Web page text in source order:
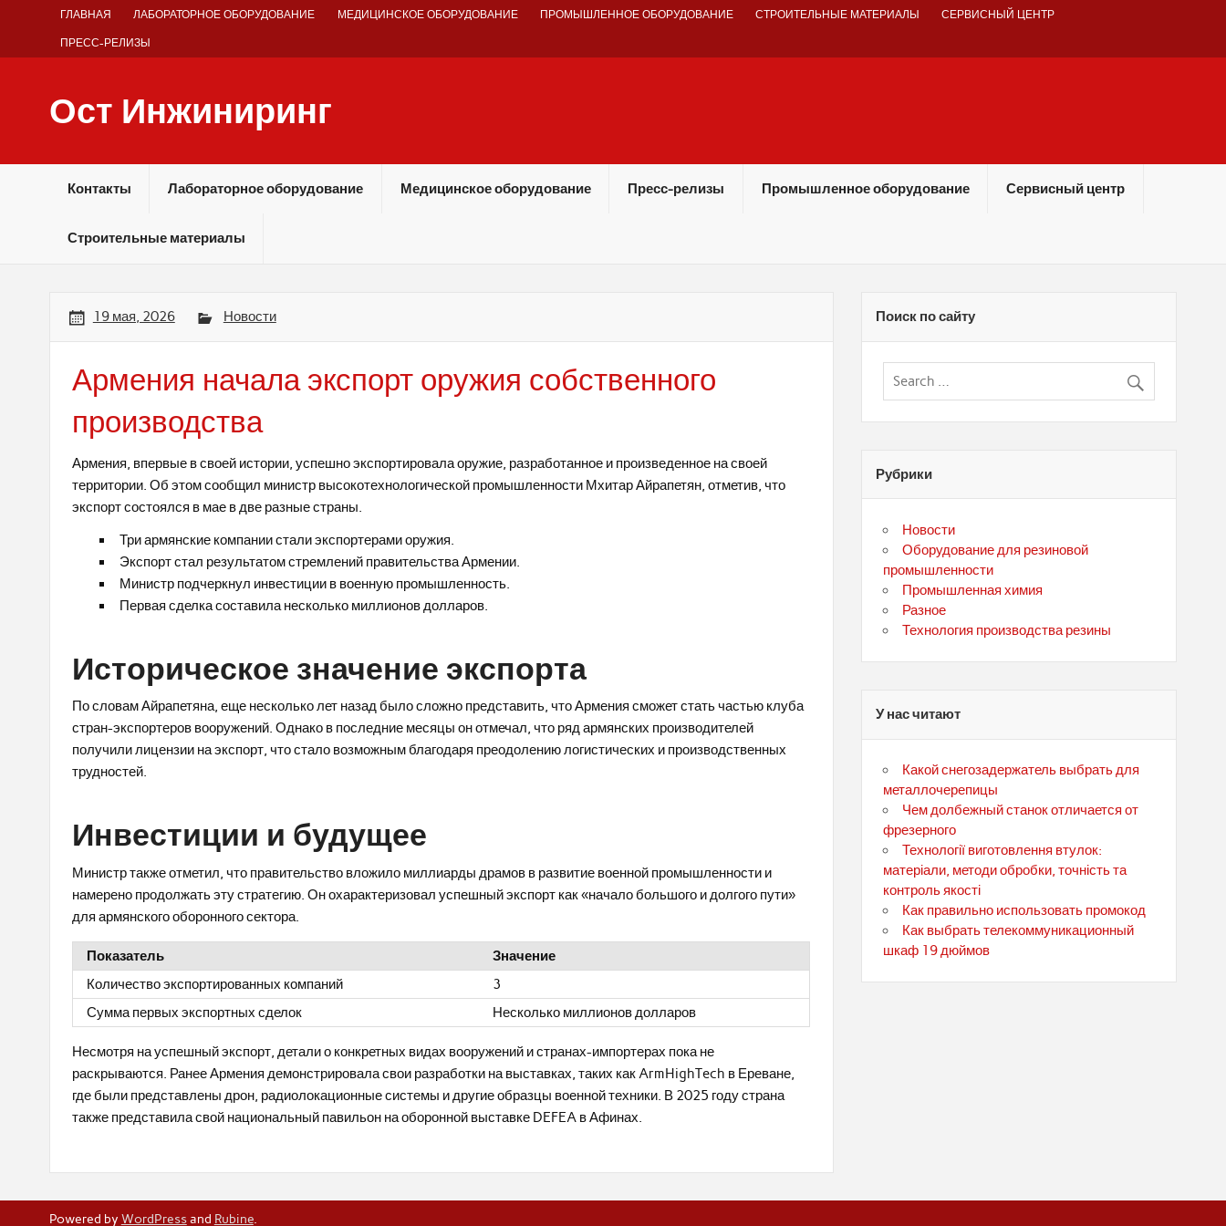
ГЛАВНАЯ ЛАБОРАТОРНОЕ ОБОРУДОВАНИЕ МЕДИЦИНСКОЕ ОБОРУДОВАНИЕ ПРОМЫШЛЕННОЕ ОБОРУДОВАНИЕ СТРОИТЕЛЬНЫЕ МАТЕРИАЛЫ СЕРВИСНЫЙ ЦЕНТР
ПРЕСС-РЕЛИЗЫ
Ост Инжиниринг
Контакты Лабораторное оборудование Медицинское оборудование Пресс-релизы Промышленное оборудование Сервисный центр
Строительные материалы
19 мая, 2026 Новости
Армения начала экспорт оружия собственного
производства
Армения, впервые в своей истории, успешно экспортировала оружие, разработанное и произведенное на своей
территории. Об этом сообщил министр высокотехнологической промышленности Мхитар Айрапетян, отметив, что
экспорт состоялся в мае в две разные страны.
Три армянские компании стали экспортерами оружия.
Экспорт стал результатом стремлений правительства Армении.
Министр подчеркнул инвестиции в военную промышленность.
Первая сделка составила несколько миллионов долларов.
Историческое значение экспорта
По словам Айрапетяна, еще несколько лет назад было сложно представить, что Армения сможет стать частью клуба
стран-экспортеров вооружений. Однако в последние месяцы он отмечал, что ряд армянских производителей
получили лицензии на экспорт, что стало возможным благодаря преодолению логистических и производственных
трудностей.
Инвестиции и будущее
Министр также отметил, что правительство вложило миллиарды драмов в развитие военной промышленности и
намерено продолжать эту стратегию. Он охарактеризовал успешный экспорт как «начало большого и долгого пути»
для армянского оборонного сектора.
Показатель
Значение
Количество экспортированных компаний
3
Сумма первых экспортных сделок
Несколько миллионов долларов
Несмотря на успешный экспорт, детали о конкретных видах вооружений и странах-импортерах пока не
раскрываются. Ранее Армения демонстрировала свои разработки на выставках, таких как ArmHighTech в Ереване,
где были представлены дрон, радиолокационные системы и другие образцы военной техники. В 2025 году страна
также представила свой национальный павильон на оборонной выставке DEFEA в Афинах.
Поиск по сайту
Рубрики
Новости
Оборудование для резиновой
промышленности
Промышленная химия
Разное
Технология производства резины
У нас читают
Какой снегозадержатель выбрать для
металлочерепицы
Чем долбежный станок отличается от
фрезерного
Технології виготовлення втулок:
матеріали, методи обробки, точність та
контроль якості
Как правильно использовать промокод
Как выбрать телекоммуникационный
шкаф 19 дюймов
Powered by WordPressand Rubine.